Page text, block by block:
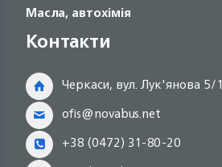
Масла, автохімія
Контакти
Черкаси, вул. Лук'янова 5/1
ofis@novabus.net
+38 (0472) 31-80-20